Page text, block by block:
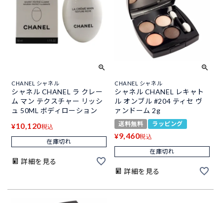
CHANEL シャネル
シャネル CHANEL ラ クレー
ム マン テクスチャー リッシ
ュ 50ML ボディローション
¥10,120税込
在庫切れ
詳細を見る
CHANEL シャネル
シャネル CHANEL レキャト
ル オンブル #204 ティセ ヴ
ァンドーム 2g
送料無料 ラッピング
¥9,460税込
在庫切れ
詳細を見る